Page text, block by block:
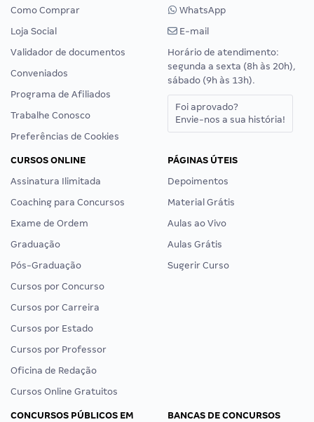
Como Comprar
Loja Social
Validador de documentos
Conveniados
Programa de Afiliados
Trabalhe Conosco
Preferências de Cookies
WhatsApp
E-mail
Horário de atendimento:
segunda a sexta (8h às 20h),
sábado (9h às 13h).
Foi aprovado?
Envie-nos a sua história!
CURSOS ONLINE
Assinatura Ilimitada
Coaching para Concursos
Exame de Ordem
Graduação
Pós-Graduação
Cursos por Concurso
Cursos por Carreira
Cursos por Estado
Cursos por Professor
Oficina de Redação
Cursos Online Gratuitos
PÁGINAS ÚTEIS
Depoimentos
Material Grátis
Aulas ao Vivo
Aulas Grátis
Sugerir Curso
CONCURSOS PÚBLICOS EM
BANCAS DE CONCURSOS